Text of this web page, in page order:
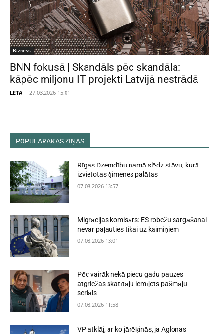
Bizness
BNN fokusā | Skandāls pēc skandāla:
kāpēc miljonu IT projekti Latvijā nestrādā
LETA - 27.03.2026 15:01
POPULĀRĀKĀS ZIŅAS
Rīgas Dzemdību namā slēdz stāvu, kurā
izvietotas ģimenes palātas
07.08.2026 13:57
Migrācijas komisārs: ES robežu sargāšanai
nevar paļauties tikai uz kaimiņiem
07.08.2026 13:01
Pēc vairāk nekā piecu gadu pauzes
atgriežas skatītāju iemīļots pašmāju
seriāls
07.08.2026 11:58
VP atklāj, ar ko jārēķinās, ja Aglonas